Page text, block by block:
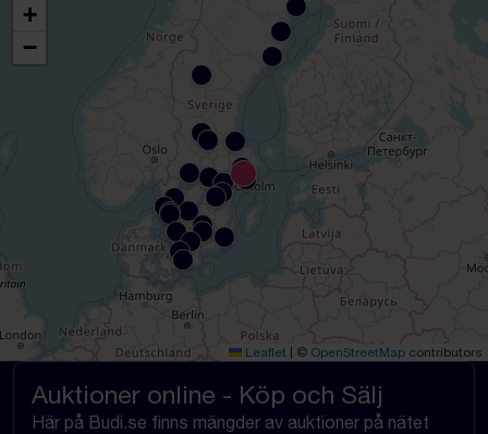
+
−
Leaflet © OpenStreetMap contributors
Auktioner online - Köp och Sälj
Här på Budi.se finns mängder av auktioner på nätet